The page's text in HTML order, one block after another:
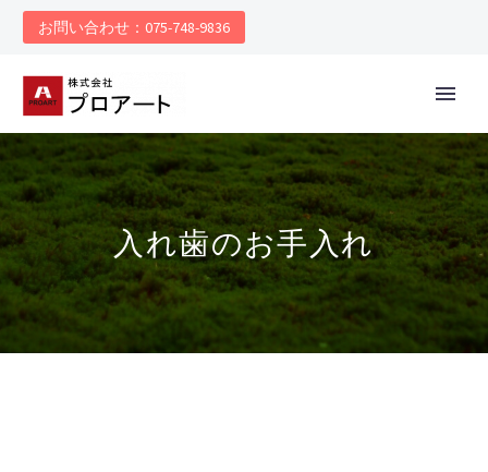
お問い合わせ：075-748-9836
入れ歯のお手入れ